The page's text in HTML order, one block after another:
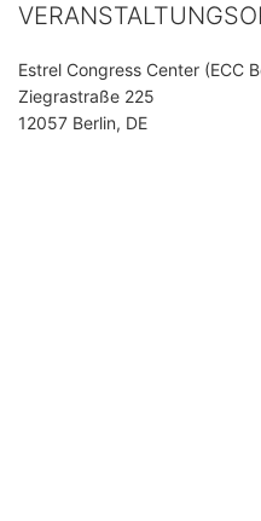
Estrel Congress Center (ECC
Ziegrastraße 225
12057 Berlin, DE